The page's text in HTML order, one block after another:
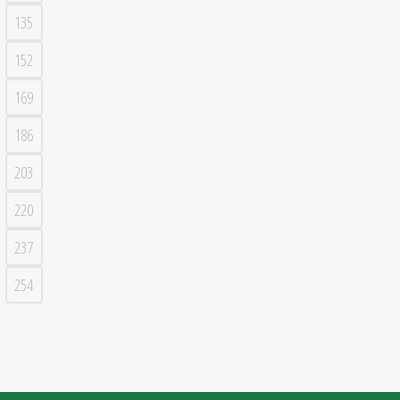
135
152
169
186
203
220
237
254